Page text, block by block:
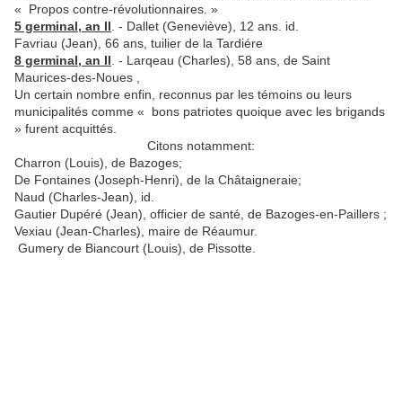
« Propos contre-révolutionnaires. »
5 germinal, an II . - Dallet (Geneviève), 12 ans. id.
Favriau (Jean), 66 ans, tuilier de la Tardiére
8 germinal, an II . - Larqeau (Charles), 58 ans, de Saint
Maurices-des-Noues ,
Un certain nombre enfin, reconnus par les témoins ou leurs
municipalités comme « bons patriotes quoique avec les bri­gands
» furent acquittés.
Citons notamment:
Charron (Louis), de Bazoges;
De Fontaines (Joseph-Henri), de la Châtaigneraie;
Naud (Charles-Jean), id.
Gautier Dupéré (Jean), officier de santé, de Bazoges-en-­Paillers ;
Vexiau (Jean-Charles), maire de Réaumur.
Gumery de Biancourt (Louis), de Pissotte.